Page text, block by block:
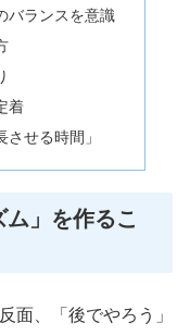
バランスを意識
着
せる時間」
」を作るこ
面、「後でやろう」